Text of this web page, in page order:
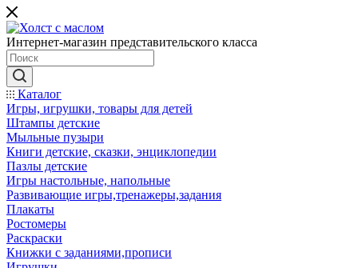
Интернет-магазин представительского класса
Каталог
Игры, игрушки, товары для детей
Штампы детские
Мыльные пузыри
Книги детские, сказки, энциклопедии
Пазлы детские
Игры настольные, напольные
Развивающие игры,тренажеры,задания
Плакаты
Ростомеры
Раскраски
Книжки с заданиями,прописи